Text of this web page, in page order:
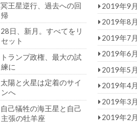
冥王星逆行、過去への回
帰
28日、新月。すべてをリ
セット
トランプ政権、最大の試
練に
太陽と火星は定着のサイ
ンへ
自己犠牲の海王星と自己
主張の牡羊座
2019年9月
2019年8月
2019年7月
2019年6月
2019年5月
2019年4月
2019年3月
2019年2月